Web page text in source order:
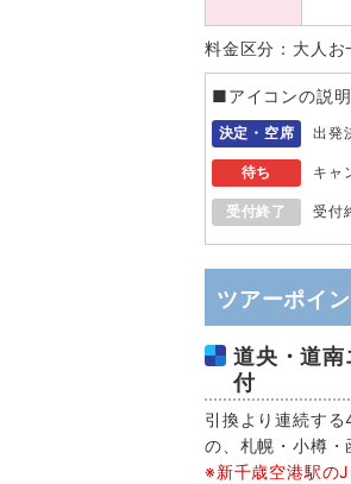
料金区分：大人
■アイコンの説明
決定・空席 出発
待ち キャ
受付終了 受付
ツアーポイ
道央・道南
付
引換より連続す
の、札幌・小樽・
※新千歳空港駅の